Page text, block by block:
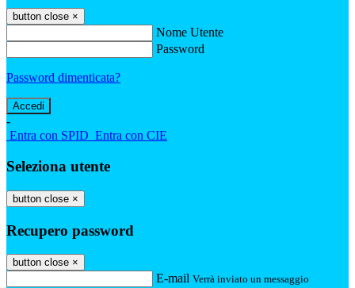
button close ×
Nome Utente
Password
Password dimenticata?
-
Entra con SPID Entra con CIE
Seleziona utente
button close ×
Recupero password
button close ×
E-mail Verrà inviato un messaggio